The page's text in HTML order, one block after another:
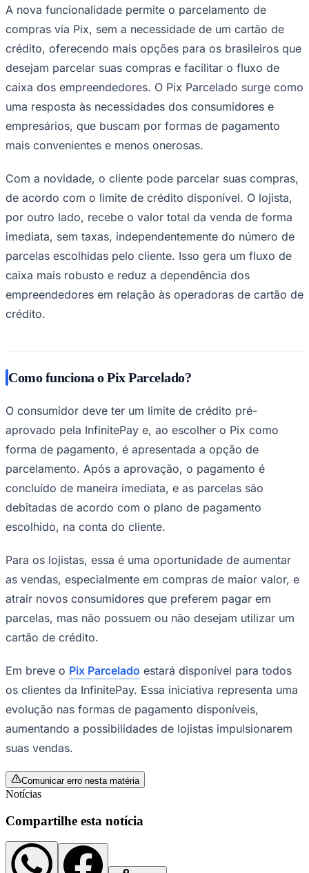
Juventude
Ceará
Goiás
A nova funcionalidade permite o parcelamento de
compras via Pix, sem a necessidade de um cartão de
crédito, oferecendo mais opções para os brasileiros que
desejam parcelar suas compras e facilitar o fluxo de
caixa dos empreendedores. O Pix Parcelado surge como
uma resposta às necessidades dos consumidores e
empresários, que buscam por formas de pagamento
mais convenientes e menos onerosas.
Com a novidade, o cliente pode parcelar suas compras,
de acordo com o limite de crédito disponível. O lojista,
por outro lado, recebe o valor total da venda de forma
imediata, sem taxas, independentemente do número de
parcelas escolhidas pelo cliente. Isso gera um fluxo de
caixa mais robusto e reduz a dependência dos
empreendedores em relação às operadoras de cartão de
crédito.
Como funciona o Pix Parcelado?
O consumidor deve ter um limite de crédito pré-
aprovado pela InfinitePay e, ao escolher o Pix como
forma de pagamento, é apresentada a opção de
parcelamento. Após a aprovação, o pagamento é
concluído de maneira imediata, e as parcelas são
debitadas de acordo com o plano de pagamento
escolhido, na conta do cliente.
Para os lojistas, essa é uma oportunidade de aumentar
as vendas, especialmente em compras de maior valor, e
atrair novos consumidores que preferem pagar em
parcelas, mas não possuem ou não desejam utilizar um
cartão de crédito.
Em breve o Pix Parcelado estará disponível para todos
os clientes da InfinitePay. Essa iniciativa representa uma
evolução nas formas de pagamento disponíveis,
aumentando a possibilidades de lojistas impulsionarem
suas vendas.
Comunicar erro nesta matéria
Notícias
Compartilhe esta notícia